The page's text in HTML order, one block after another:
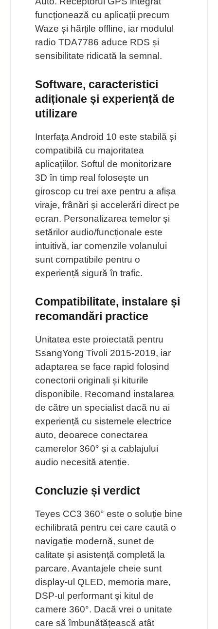
funcționează cu aplicații precum
Waze și hărțile offline, iar modulul
radio TDA7786 aduce RDS și
sensibilitate ridicată la semnal.
Software, caracteristici
adiționale și experiență de
utilizare
Interfața Android 10 este stabilă și
compatibilă cu majoritatea
aplicațiilor. Softul de monitorizare
3D în timp real folosește un
giroscop cu trei axe pentru a afișa
viraje, frânări și accelerări direct pe
ecran. Personalizarea temelor și
setărilor audio/funcționale este
intuitivă, iar comenzile volanului
sunt compatibile pentru o
experiență sigură în trafic.
Compatibilitate, instalare și
recomandări practice
Unitatea este proiectată pentru
SsangYong Tivoli 2015-2019, iar
adaptarea se face rapid folosind
conectorii originali și kiturile
disponibile. Recomand instalarea
de către un specialist dacă nu ai
experiență cu sistemele electrice
auto, deoarece conectarea
camerelor 360° și a cablajului
audio necesită atenție.
Concluzie și verdict
Teyes CC3 360° este o soluție bine
echilibrată pentru cei care caută o
navigație modernă, sunet de
calitate și asistență completă la
parcare. Avantajele cheie sunt
display-ul QLED, memoria mare,
DSP-ul performant și kitul de
camere 360°. Dacă vrei o unitate
care să îmbunătățească atât